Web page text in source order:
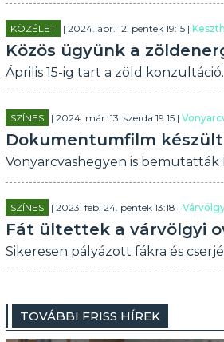
KÖZÉLET | 2024. ápr. 12. péntek 19:15 |
Közös ügyünk a
Április 15-ig tart a zöld konzultáció.
SZÍNES | 2024. már. 13. szerda 19:15 |
Dokumentumfilm
Vonyarcvashegyen is
SZÍNES | 2023. feb. 24. péntek 13:18 |
Fát ültettek a várvölgyi
Sikeresen pályázott fákra és
TOVÁBBI FRISS HÍREK